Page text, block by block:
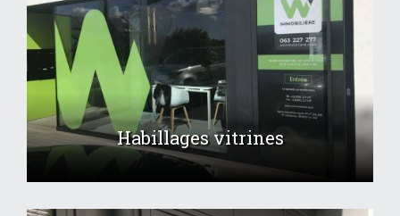
Habillages vitrines